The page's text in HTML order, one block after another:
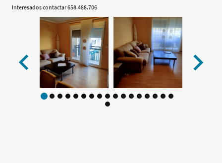
Interesados contactar 658.488.706